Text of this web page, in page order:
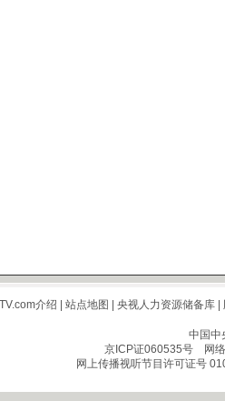
介绍 | 站点地图 | 央视人力资源储备库|
中国中
京ICP证060535号网络
网上传播视听节目许可证号